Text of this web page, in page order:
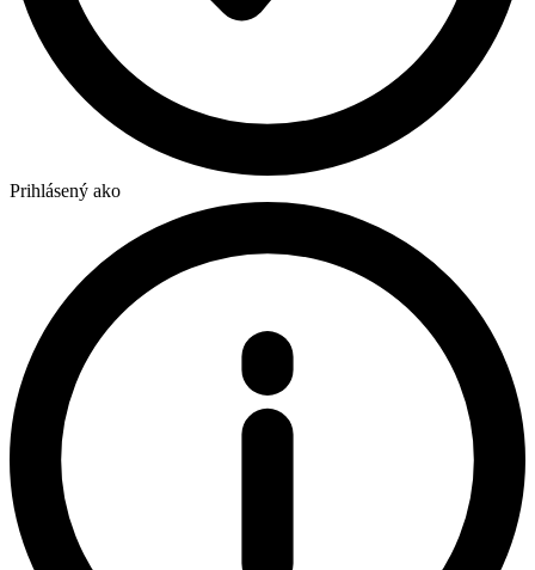
Prihlásený ako